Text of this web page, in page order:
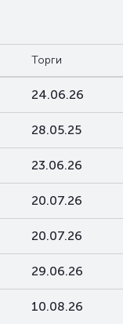
Торги
24.06.26
28.05.25
23.06.26
20.07.26
20.07.26
29.06.26
10.08.26